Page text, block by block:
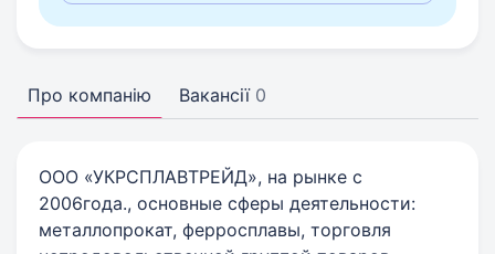
Про компанію Вакансії 0
ООО «УКРСПЛАВТРЕЙД», на рынке с
2006года., основные сферы деятельности:
металлопрокат, ферросплавы, торговля